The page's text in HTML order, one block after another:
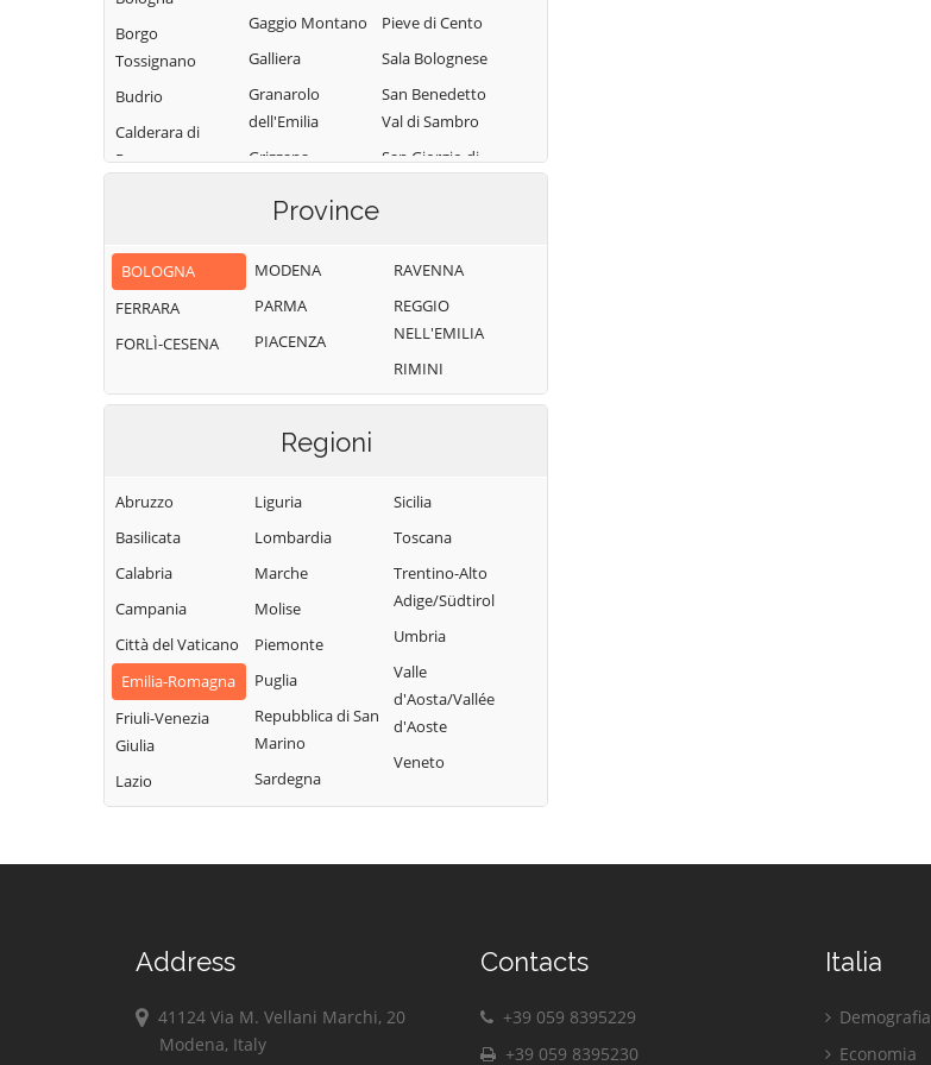
Borgo
Tossignano
Budrio
Calderara di
Reno
Reno
Casalfiumanese
Castel di Casio
Castel Maggiore
Castel San Pietro
Terme
Castello d'Argile
Gaggio Montano
Galliera
Granarolo
dell'Emilia
Grizzana
Imola
Belvedere
Loiano
Malalbergo
Marzabotto
Molinella
Monghidoro
Monte San Pietro
Pieve di Cento
Sala Bolognese
San Benedetto
Val di Sambro
San Giorgio di
San Lazzaro di
Savena
San Pietro in
Casale
Sant'Agata
Valsamoggia
Vergato
Zola Predosa
Province
BOLOGNA
FERRARA
FORLÌ-CESENA
MODENA
PARMA
PIACENZA
RAVENNA
REGGIO
NELL'EMILIA
RIMINI
Regioni
Abruzzo
Basilicata
Calabria
Campania
Città del Vaticano
Emilia-Romagna
Friuli-Venezia
Giulia
Lazio
Liguria
Lombardia
Marche
Molise
Piemonte
Puglia
Repubblica di San
Marino
Sardegna
Sicilia
Toscana
Trentino-Alto
Adige/Südtirol
Umbria
Valle
d'Aosta/Vallée
d'Aoste
Veneto
Address
41124 Via M. Vellani Marchi, 20
Modena, Italy
Contacts
+39 059 8395229
+39 059 8395230
Italia
Demografia
Economia